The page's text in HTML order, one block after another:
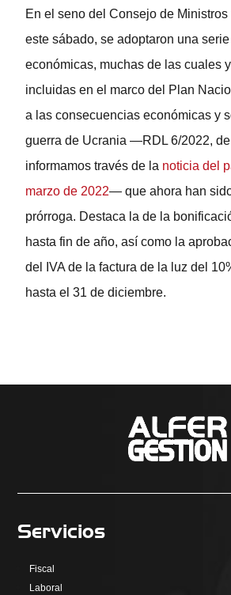
En el seno del Consejo de
este sábado, se adoptaron una
económicas, muchas de las cuales
incluidas en el marco del Plan
a las consecuencias económicas y
guerra de Ucrania —RDL 6/2022,
informamos través de la noticia del
marzo de 2022— que ahora han
prórroga. Destaca la de la
hasta fin de año, así como la
del IVA de la factura de la luz del
hasta el 31 de diciembre.
Servicios
Fiscal
Laboral